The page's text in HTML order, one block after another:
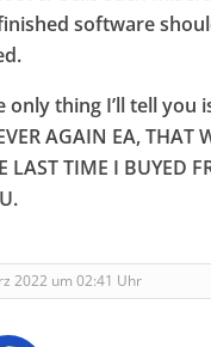
software
only thing I’ll tell you
AGAIN EA, THAT
LAST TIME I BUYED
2022 um 02:41 Uhr